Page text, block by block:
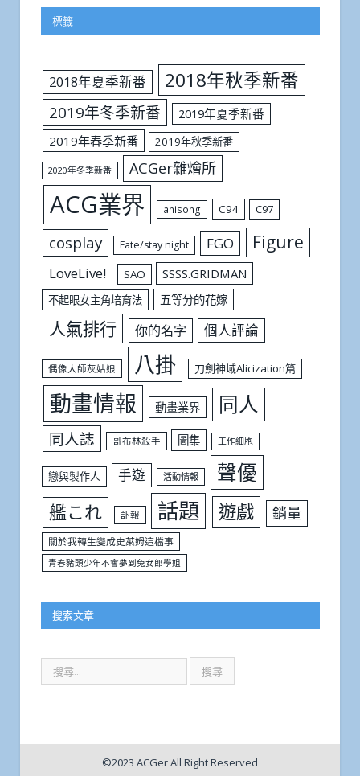
標籤
2018年夏季新番 2018年秋季新番
2019年冬季新番
2019年夏季新番
2019年春季新番
2019年秋季新番
2020年冬季新番 ACGer雜燴所
ACG業界 anisong C94 C97
cosplay Fate/stay night FGO Figure
LoveLive! SAO SSSS.GRIDMAN
不起眼女主角培育法 五等分的花嫁
人氣排行 你的名字 個人評論
偶像大師灰姑娘 八掛 刀劍神域Alicization篇
動畫情報 動畫業界 同人
同人誌 哥布林殺手 圖集 工作細胞
戀與製作人 手遊 活動情報 聲優
艦これ 訃報 話題 遊戲 銷量
關於我轉生變成史萊姆這檔事
青春豬頭少年不會夢到兔女郎學姐
搜索文章
©2023 ACGer All Right Reserved